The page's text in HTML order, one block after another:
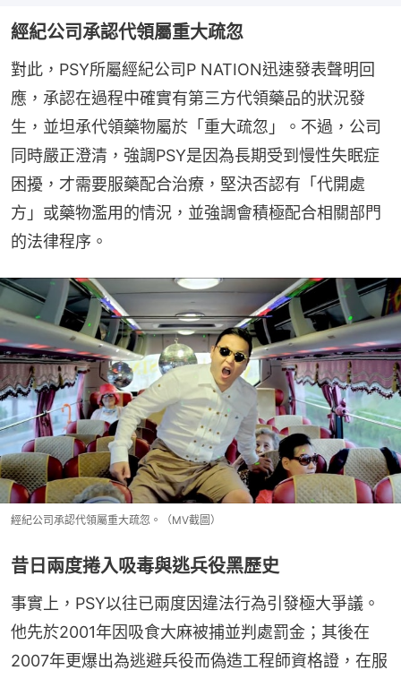
經紀公司承認代領屬重大疏忽
對此，PSY所屬經紀公司P NATION迅速發表聲明回
應，承認在過程中確實有第三方代領藥品的狀況發
生，並坦承代領藥物屬於「重大疏忽」。不過，公司
同時嚴正澄清，強調PSY是因為長期受到慢性失眠症
困擾，才需要服藥配合治療，堅決否認有「代開處
方」或藥物濫用的情況，並強調會積極配合相關部門
的法律程序。
經紀公司承認代領屬重大疏忽。（MV截圖）
昔日兩度捲入吸毒與逃兵役黑歷史
事實上，PSY以往已兩度因違法行為引發極大爭議。
他先於2001年因吸食大麻被捕並判處罰金；其後在
2007年更爆出為逃避兵役而偽造工程師資格證，在服